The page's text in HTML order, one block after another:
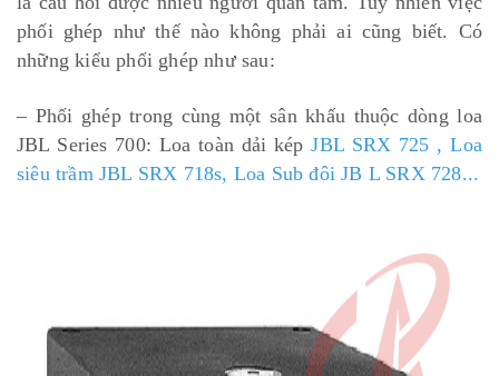
phối ghép như thế nào không phải ai cũng biết. Có
những kiểu phối ghép như sau:
– Phối ghép trong cùng một sân khấu thuộc dòng loa
JBL Series 700: Loa toàn dải kép JBL SRX 725 ,Loa
siêu trầm JBL SRX 718s, Loa Sub đôi JB L SRX 728...